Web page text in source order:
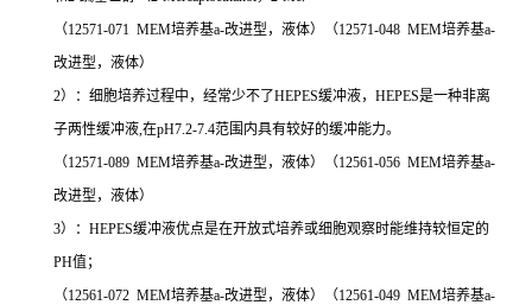
（12571-071 MEM培养基a-改进型，液体）（12571-048 MEM培养基a-
改进型，液体）
2）：细胞培养过程中，经常少不了HEPES缓冲液，HEPES是一种非离
子两性缓冲液,在pH7.2-7.4范围内具有较好的缓冲能力。
（12571-089 MEM培养基a-改进型，液体）（12561-056 MEM培养基a-
改进型，液体）
3）：HEPES缓冲液优点是在开放式培养或细胞观察时能维持较恒定的
PH值；
（12561-072 MEM培养基a-改进型，液体）（12561-049 MEM培养基a-